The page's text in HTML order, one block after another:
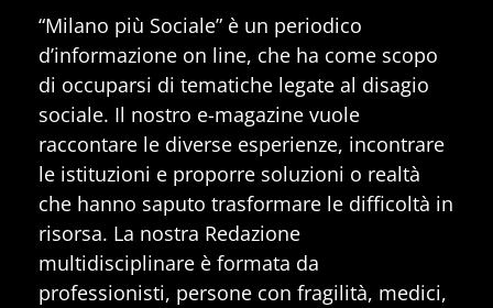
“Milano più Sociale” è un periodico
d’informazione on line, che ha come scopo
di occuparsi di tematiche legate al disagio
sociale. Il nostro e-magazine vuole
raccontare le diverse esperienze, incontrare
le istituzioni e proporre soluzioni o realtà
che hanno saputo trasformare le difficoltà in
risorsa. La nostra Redazione
multidisciplinare è formata da
professionisti, persone con fragilità, medici,